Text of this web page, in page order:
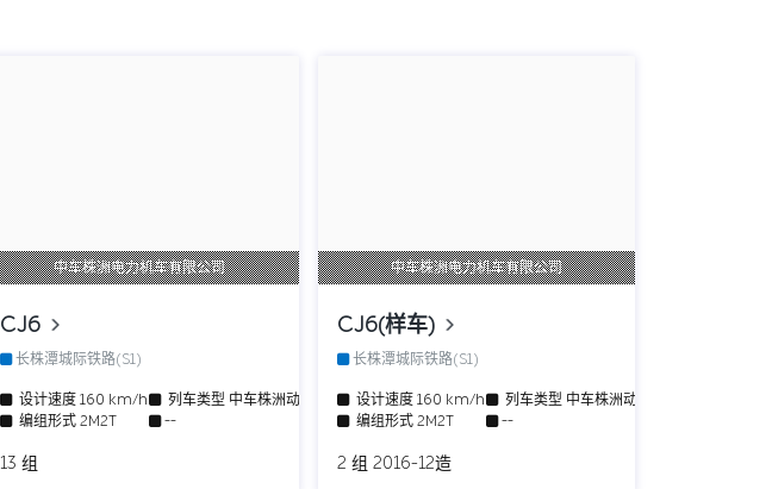
中车株洲电力机车有限公司
CJ6
长株潭城际铁路(S1)
设计速度 160 km/h 列车类型 中车株洲动车组
编组形式 2M2T --
13 组
中车株洲电力机车有限公司
CJ6(样车)
长株潭城际铁路(S1)
设计速度160 km/h 列车类型 中车株洲动车组
编组形式2M2T --
2 组 2016-12造